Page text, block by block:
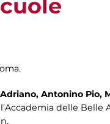
Antonino Pio,
delle Belle